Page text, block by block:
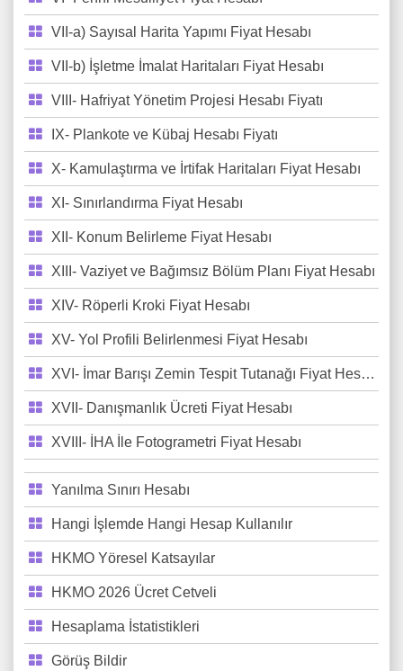
VII-a) Sayısal Harita Yapımı Fiyat Hesabı
VII-b) İşletme İmalat Haritaları Fiyat Hesabı
VIII- Hafriyat Yönetim Projesi Hesabı Fiyatı
IX- Plankote ve Kübaj Hesabı Fiyatı
X- Kamulaştırma ve İrtifak Haritaları Fiyat Hesabı
XI- Sınırlandırma Fiyat Hesabı
XII- Konum Belirleme Fiyat Hesabı
XIII- Vaziyet ve Bağımsız Bölüm Planı Fiyat Hesabı
XIV- Röperli Kroki Fiyat Hesabı
XV- Yol Profili Belirlenmesi Fiyat Hesabı
XVI- İmar Barışı Zemin Tespit Tutanağı Fiyat Hesabı
XVII- Danışmanlık Ücreti Fiyat Hesabı
XVIII- İHA İle Fotogrametri Fiyat Hesabı
Yanılma Sınırı Hesabı
Hangi İşlemde Hangi Hesap Kullanılır
HKMO Yöresel Katsayılar
HKMO 2026 Ücret Cetveli
Hesaplama İstatistikleri
Görüş Bildir